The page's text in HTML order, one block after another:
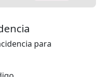
para